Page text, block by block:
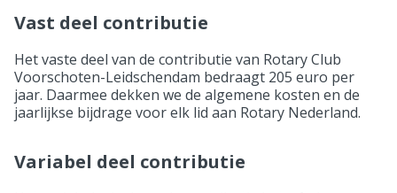
Vast deel contributie
Het vaste deel van de contributie van Rotary Club
Voorschoten-Leidschendam bedraagt 205 euro per
jaar. Daarmee dekken we de algemene kosten en de
jaarlijkse bijdrage voor elk lid aan Rotary Nederland.
Variabel deel contributie